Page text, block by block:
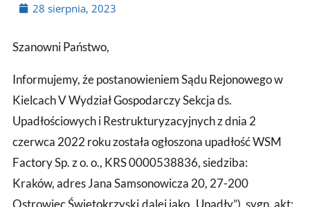
28 sierpnia, 2023
Szanowni Państwo,
Informujemy, że postanowieniem Sądu Rejonowego w
Kielcach V Wydział Gospodarczy Sekcja ds.
Upadłościowych i Restrukturyzacyjnych z dnia 2
czerwca 2022 roku została ogłoszona upadłość WSM
Factory Sp. z o. o., KRS 0000538836, siedziba:
Kraków, adres Jana Samsonowicza 20, 27-200
Ostrowiec Świętokrzyski,dalej jako „Upadły”), sygn. akt: